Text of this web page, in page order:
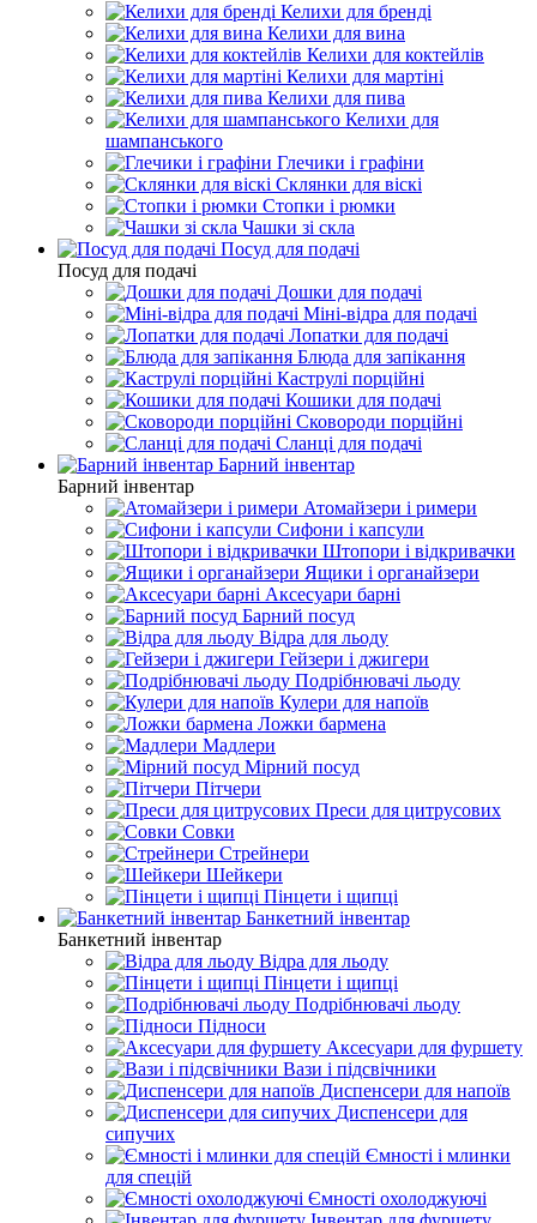
Келихи для бренді
Келихи для вина
Келихи для коктейлів
Келихи для мартіні
Келихи для пива
Келихи для
шампанського
Глечики і графіни
Склянки для віскі
Стопки і рюмки
Чашки зі скла
Посуд для подачі
Посуд для подачі
Дошки для подачі
Міні-відра для подачі
Лопатки для подачі
Блюда для запікання
Каструлі порційні
Кошики для подачі
Сковороди порційні
Сланці для подачі
Барний інвентар
Барний інвентар
Атомайзери і римери
Сифони і капсули
Штопори і відкривачки
Ящики і органайзери
Аксесуари барні
Барний посуд
Відра для льоду
Гейзери і джигери
Подрібнювачі льоду
Кулери для напоїв
Ложки бармена
Мадлери
Мірний посуд
Пітчери
Преси для цитрусових
Совки
Стрейнери
Шейкери
Пінцети і щипці
Банкетний інвентар
Банкетний інвентар
Відра для льоду
Пінцети і щипці
Подрібнювачі льоду
Підноси
Аксесуари для фуршету
Вази і підсвічники
Диспенсери для напоїв
Диспенсери для
сипучих
Ємності і млинки
для спецій
Ємності охолоджуючі